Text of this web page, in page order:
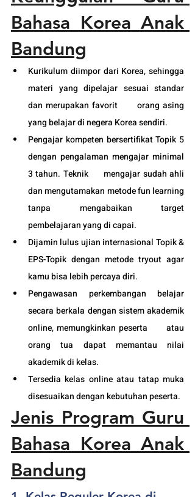
Bahasa Korea Anak
Bandung
Kurikulum diimpor dari Korea, sehingga
materi yang dipelajar sesuai standar
dan merupakan favorit      orang asing
yang belajar di negera Korea sendiri.
Pengajar kompeten bersertifikat Topik 5
dengan pengalaman mengajar minimal
3 tahun. Teknik      mengajar sudah ahli
dan mengutamakan metode fun learning
tanpa mengabaikan target
pembelajaran yang di capai.
Dijamin lulus ujian internasional Topik &
EPS-Topik dengan metode tryout agar
kamu bisa lebih percaya diri.
Pengawasan perkembangan belajar
secara berkala dengan sistem akademik
online, memungkinkan peserta      atau
orang tua dapat memantau nilai
akademik di kelas.
Tersedia kelas online atau tatap muka
disesuaikan dengan kebutuhan peserta.
Jenis Program Guru
Bahasa Korea Anak
Bandung